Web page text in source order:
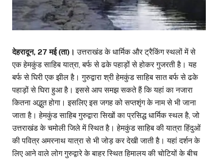
देहरादून, 27 मई (ता)।उत्तराखंड के धार्मिक और ट्रैकिंग स्थलों में से
एक हेमकुंड साहिब यात्रा, बर्फ से ढके पहाड़ों से होकर गुजरती है। यह
बर्फ से घिरी एक झील है। गुरुद्वारा श्री हेमकुंड साहिब सात बर्फ से ढके
पहाड़ों से घिरा हुआ है। इससे आप समझ सकते हैं कि यहां का नजारा
कितना अद्भुत होगा। इसलिए इस जगह को सप्तशृंग के नाम से भी जाना
जाता है। हेमकुंड साहिब गुरुद्वारा सिखों का प्रसिद्ध धार्मिक स्थल है, जो
उत्तराखंड के चमोली जिले में स्थित है। हेमकुंड साहिब की यात्रा हिंदुओं
की पवित्र अमरनाथ यात्रा से भी जोड़ कर देखी जाती है। यहां दर्शन के
लिए आने वाले लोग गुरुद्वारे के बाहर स्थित हिमालय की चोटियों के बीच